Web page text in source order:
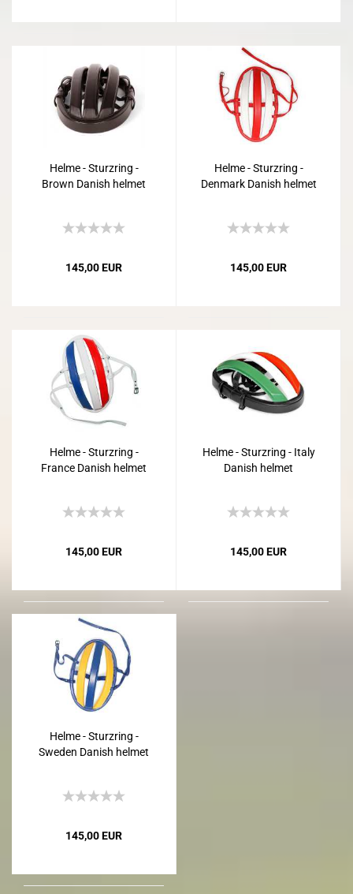
Helme - Sturzring -
Brown Danish helmet
145,00 EUR
Helme - Sturzring -
Denmark Danish helmet
145,00 EUR
Helme - Sturzring -
France Danish helmet
145,00 EUR
Helme - Sturzring - Italy
Danish helmet
145,00 EUR
Helme - Sturzring -
Sweden Danish helmet
145,00 EUR